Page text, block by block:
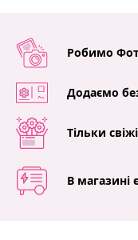
Робимо
Додаємо
Тільки
В магазині